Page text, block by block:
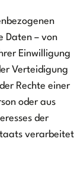
Daten – von
Einwilligung
Verteidigung
Rechte einer
oder aus
der
verarbeitet